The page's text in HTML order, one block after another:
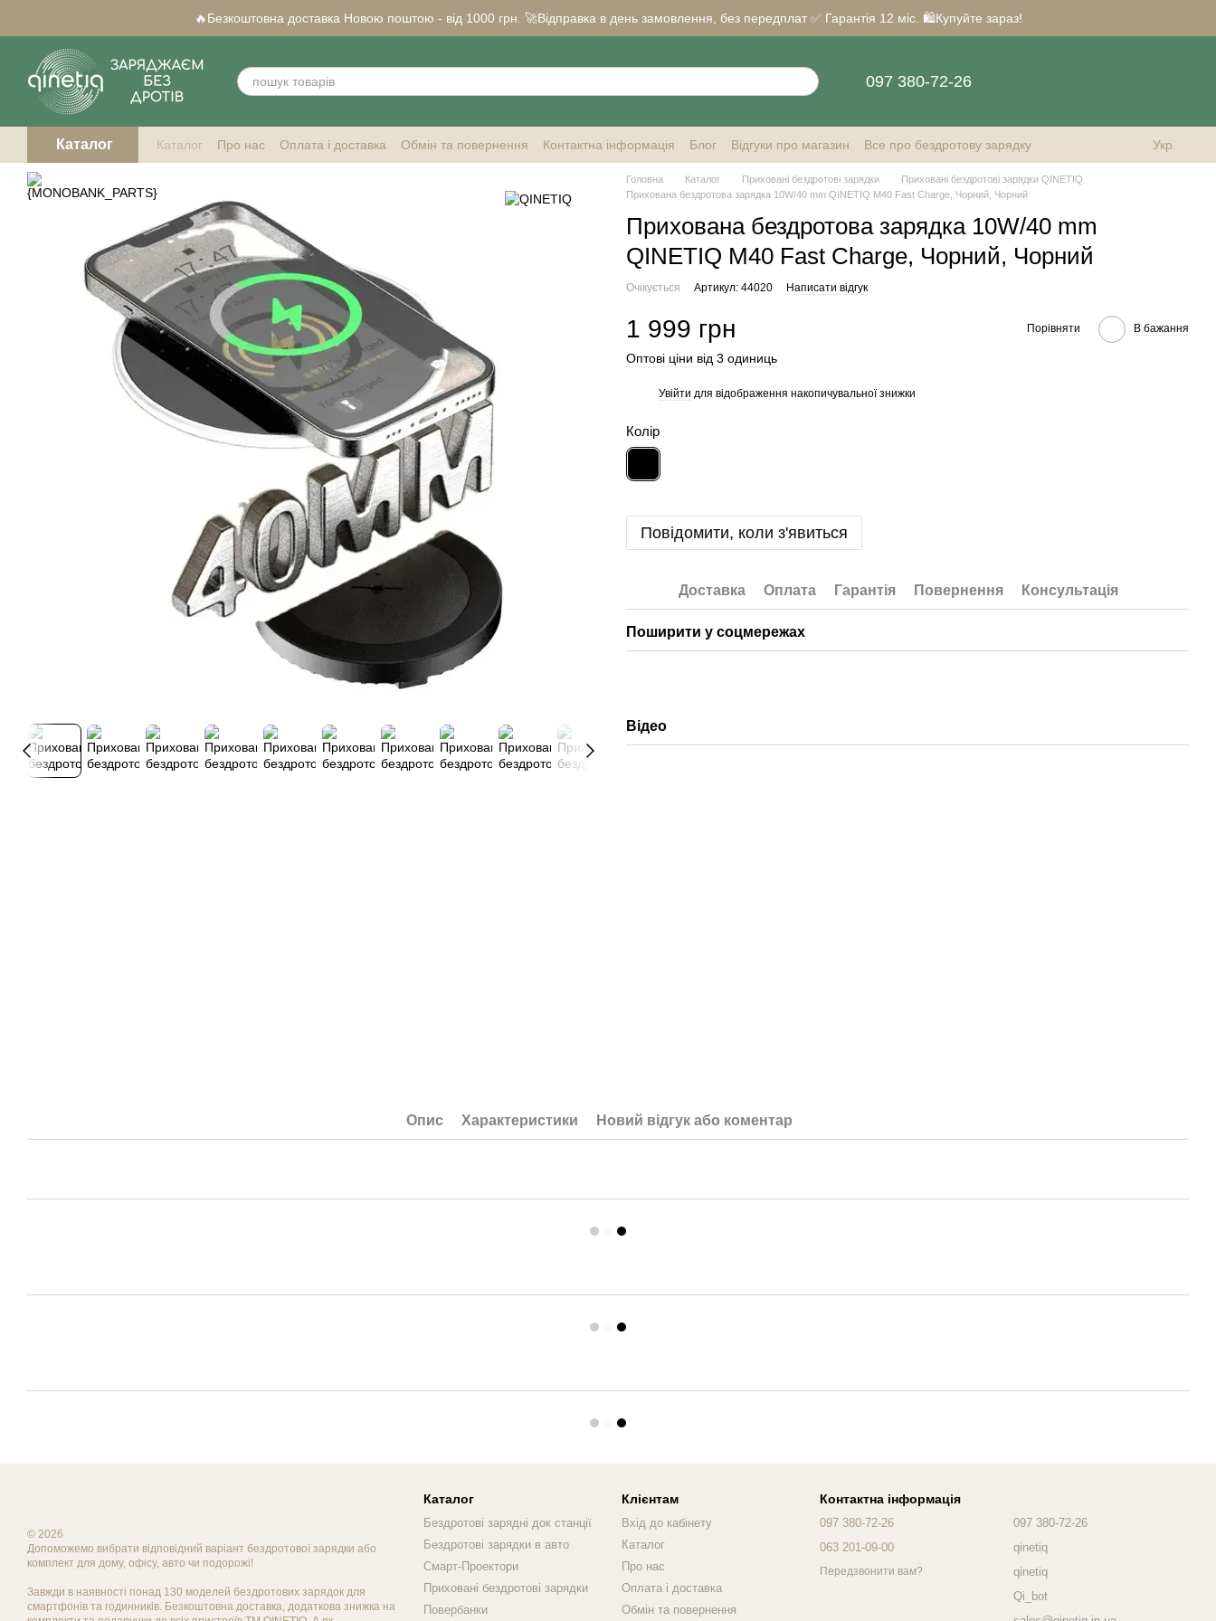
Перейти до основного контенту🔥Безкоштовна доставка Новою поштою - від 1000 грн. 🚀Відправка в день замовлення, без передплат ✅ Гарантія 12 міс. 🛍️Купуйте зараз!
097 380-72-26
Каталог Каталог Про нас Оплата і доставка Обмін та повернення Контактна інформація Блог Відгуки про магазин
Все про бездротову зарядку
Qi-сумісні смартфони
Укр
Головна Каталог Приховані бездротові зарядки
Приховані бездротові зарядки QINETIQ
Прихована бездротова зарядка 10W/40 mm QINETIQ М40 Fast Charge, Чорний, Чорний
Прихована бездротова зарядка 10W/40 mm
QINETIQ М40 Fast Charge, Чорний, Чорний
Очікується Артикул: 44020 Написати відгук
1 999 грн Порівняти В бажання
Оптові ціни від 3 одиниць
Увійти для відображення накопичувальної знижки
Колір
Повідомити, коли з'явиться
Доставка Оплата Гарантія Повернення Консультація
Поширити у соцмережах
Відео
Опис Характеристики Новий відгук або коментар
© 2026
Допоможемо вибрати відповідний варіант бездротової зарядки або
комплект для дому, офісу, авто чи подорожі!
Завжди в наявності понад 130 моделей бездротових зарядок для
смартфонів та годинників. Безкоштовна доставка, додаткова знижка на
Каталог
Бездротові зарядні док станції
Бездротові зарядки в авто
Смарт-Проектори
Приховані бездротові зарядки
Повербанки
Клієнтам
Вхід до кабінету
Каталог
Про нас
Оплата і доставка
Обмін та повернення
Контактна інформація
097 380-72-26
063 201-09-00
Передзвонити вам?
097 380-72-26
qinetiq
qinetiq
Qi_bot